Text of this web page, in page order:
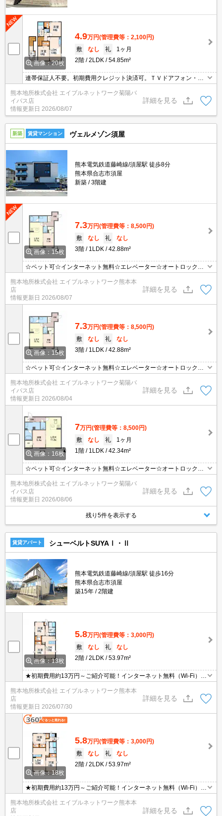
画像：20枚
4.9万円(管理費等：2,100円)
敷
なし 礼
1ヶ月
2階
2LDK 54.85m²
連帯保証人不要。初期費用クレジット決済可。ＴＶドアフォン・追
焚付オートバス・浴室乾燥機・温水洗浄便座・エアコン付。子育て
支援充実の合志市ファミリータイプです。収納力◎期間限定賃料で
す。2年経過後家賃54,000円。
熊本地所株式会社 エイブルネットワーク菊陽バ
イパス店
情報更新日 2026/08/07
詳細を見る
新築 賃貸マンション ヴェルメゾン須屋
熊本電気鉄道藤崎線/須屋駅 徒歩8分
熊本県合志市須屋
新築
3階建
画像：15枚
7.3万円(管理費等：8,500円)
敷
なし 礼
なし
3階
1LDK 42.88m²
☆ペット可☆インターネット無料☆エレベーター☆オートロック☆
TVモニターホン☆追焚給湯付き☆24H換気システム☆浴室乾燥機能
付き☆対面キッチン☆ウォークインクローゼット☆駐車場1台契約
必須です（各世帯1台のみEV充電設備付き）♪
熊本地所株式会社 エイブルネットワーク熊本本
店
情報更新日 2026/08/07
詳細を見る
画像：15枚
7.3万円(管理費等：8,500円)
敷
なし 礼
なし
3階
1LDK 42.88m²
☆ペット可☆インターネット無料☆エレベーター☆オートロック☆
TVモニターホン☆追焚給湯付き☆24H換気システム☆浴室乾燥機能
付き☆対面キッチン☆ウォークインクローゼット☆駐車場1台契約
必須です（各世帯1台のみEV充電設備付き）♪
熊本地所株式会社 エイブルネットワーク菊陽バ
イパス店
情報更新日 2026/08/04
詳細を見る
画像：16枚
7万円(管理費等：8,500円)
敷
なし 礼
1ヶ月
1階
1LDK 42.34m²
☆ペット可☆インターネット無料☆エレベーター☆オートロック☆
TVモニターホン☆追焚給湯付き☆24H換気システム☆浴室乾燥機能
付き☆対面キッチン☆ウォークインクローゼット☆駐車場1台契約
必須です（各世帯1台のみEV充電設備付き）♪
熊本地所株式会社 エイブルネットワーク菊陽バ
イパス店
情報更新日 2026/08/06
詳細を見る
残り5件を表示する
賃貸アパート シューベルトSUYAⅠ・Ⅱ
熊本電気鉄道藤崎線/須屋駅 徒歩16分
熊本県合志市須屋
築15年
2階建
画像：13枚
5.8万円(管理費等：3,000円)
敷
なし 礼
なし
2階
2LDK 53.97m²
★初期費用約13万円～ご紹介可能！インターネット無料（Wi-Fi）駐
車場並列2台分で4,400円！1フロア1世帯の贅沢な造りです（セキス
イハイム施工） 追い炊き。対面キッチン。ＴＶモニターフォン。
熊本地所株式会社 エイブルネットワーク熊本本
店
情報更新日 2026/07/30
詳細を見る
画像：18枚
5.8万円(管理費等：3,000円)
敷
なし 礼
なし
2階
2LDK 53.97m²
★初期費用約13万円～ご紹介可能！インターネット無料（Wi-Fi）駐
車場並列2台分で4,400円！1フロア1世帯の贅沢な造りです（セキス
イハイム施工） 追い炊き。対面キッチン。ＴＶモニターフォン。
エアコン1基付きで設備が充実した物件です。初期費用お持ちのク
熊本地所株式会社 エイブルネットワーク熊本本
店
詳細を見る